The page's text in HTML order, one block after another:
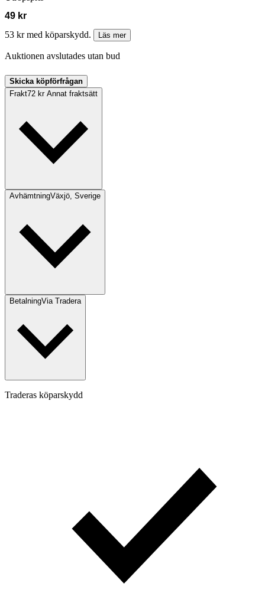
49 kr
53 kr med köparskydd.
Läs mer
Auktionen avslutades utan bud
Skicka köpförfrågan
Frakt72 kr Annat fraktsätt
AvhämtningVäxjö, Sverige
BetalningVia Tradera
Traderas köparskydd